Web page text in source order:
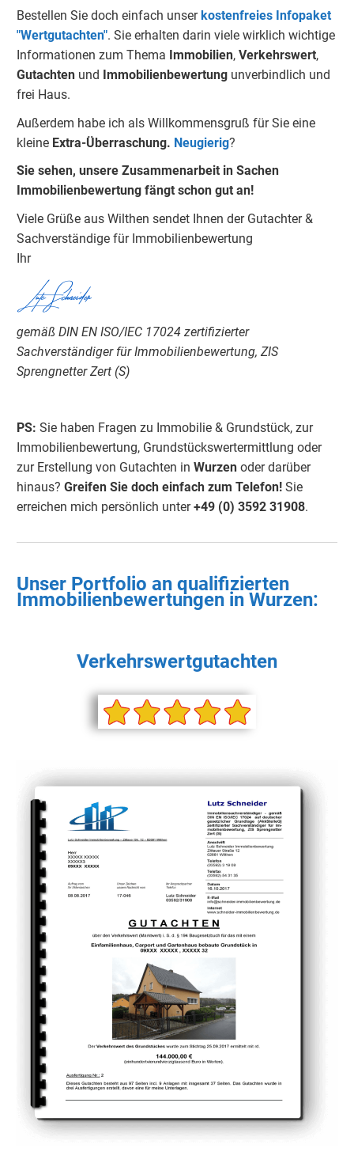
Bestellen Sie doch einfach unser kostenfreies Infopaket
"Wertgutachten". Sie erhalten darin viele wirklich wichtige
Informationen zum Thema Immobilien, Verkehrswert,
Gutachten und Immobilienbewertung unverbindlich und
frei Haus.
Außerdem habe ich als Willkommensgruß für Sie eine
kleine Extra-Überraschung. Neugierig?
Sie sehen, unsere Zusammenarbeit in Sachen
Immobilienbewertung fängt schon gut an!
Viele Grüße aus Wilthen sendet Ihnen der Gutachter &
Sachverständige für Immobilienbewertung
Ihr
Lutz Schneider
gemäß DIN EN ISO/IEC 17024 zertifizierter
Sachverständiger für Immobilienbewertung, ZIS
Sprengnetter Zert (S)
PS: Sie haben Fragen zu Immobilie & Grundstück, zur
Immobilienbewertung, Grundstückswertermittlung oder
zur Erstellung von Gutachten in Wurzen oder darüber
hinaus? Greifen Sie doch einfach zum Telefon! Sie
erreichen mich persönlich unter+49 (0) 3592 31908.
Unser Portfolio an qualifizierten
Immobilienbewertungen in Wurzen:
Verkehrswertgutachten